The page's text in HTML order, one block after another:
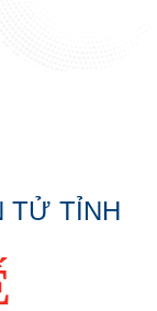
TỬ TỈNH